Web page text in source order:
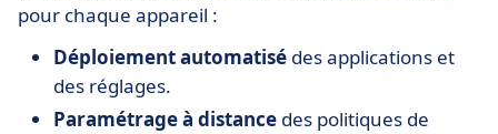
pour chaque appareil :
Déploiement automatisé des applications et
des réglages.
Paramétrage à distance des politiques de